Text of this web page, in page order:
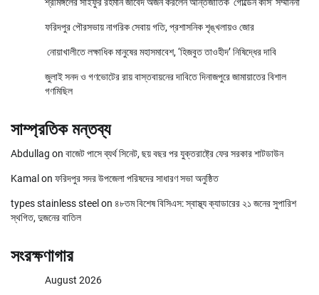
শ্রীমঙ্গলের সাইফুর রহমান জাবেদ অর্জন করলেন আন্তর্জাতিক ‘গোল্ডেন কীস’ সম্মাননা
ফরিদপুর পৌরসভায় নাগরিক সেবায় গতি, প্রশাসনিক শৃঙ্খলায়ও জোর
নোয়াখালীতে লক্ষাধিক মানুষের মহাসমাবেশ, ‘হিজবুত তাওহীদ’ নিষিদ্ধের দাবি
জুলাই সনদ ও গণভোটের রায় বাস্তবায়নের দাবিতে দিনাজপুরে জামায়াতের বিশাল
গণমিছিল
সাম্প্রতিক মন্তব্য
Abdullag on বাজেট পাসে ব্যর্থ সিনেট, ছয় বছর পর যুক্তরাষ্ট্রে ফের সরকার শাটডাউন
Kamal on ফরিদপুর সদর উপজেলা পরিষদের সাধারণ সভা অনুষ্ঠিত
types stainless steel on ৪৮তম বিশেষ বিসিএস: স্বাস্থ্য ক্যাডারের ২১ জনের সুপারিশ
স্থগিত, দুজনের বাতিল
সংরক্ষণাগার
August 2026